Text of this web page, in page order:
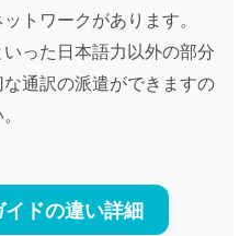
トワークがあります。
った日本語力以外の部分
通訳の派遣ができますの
ドの違い詳細